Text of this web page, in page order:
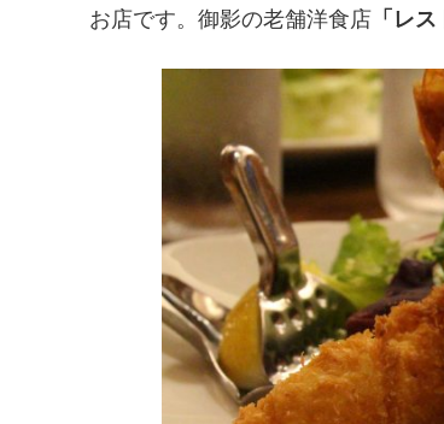
お店です。御影の老舗洋食店 「レ